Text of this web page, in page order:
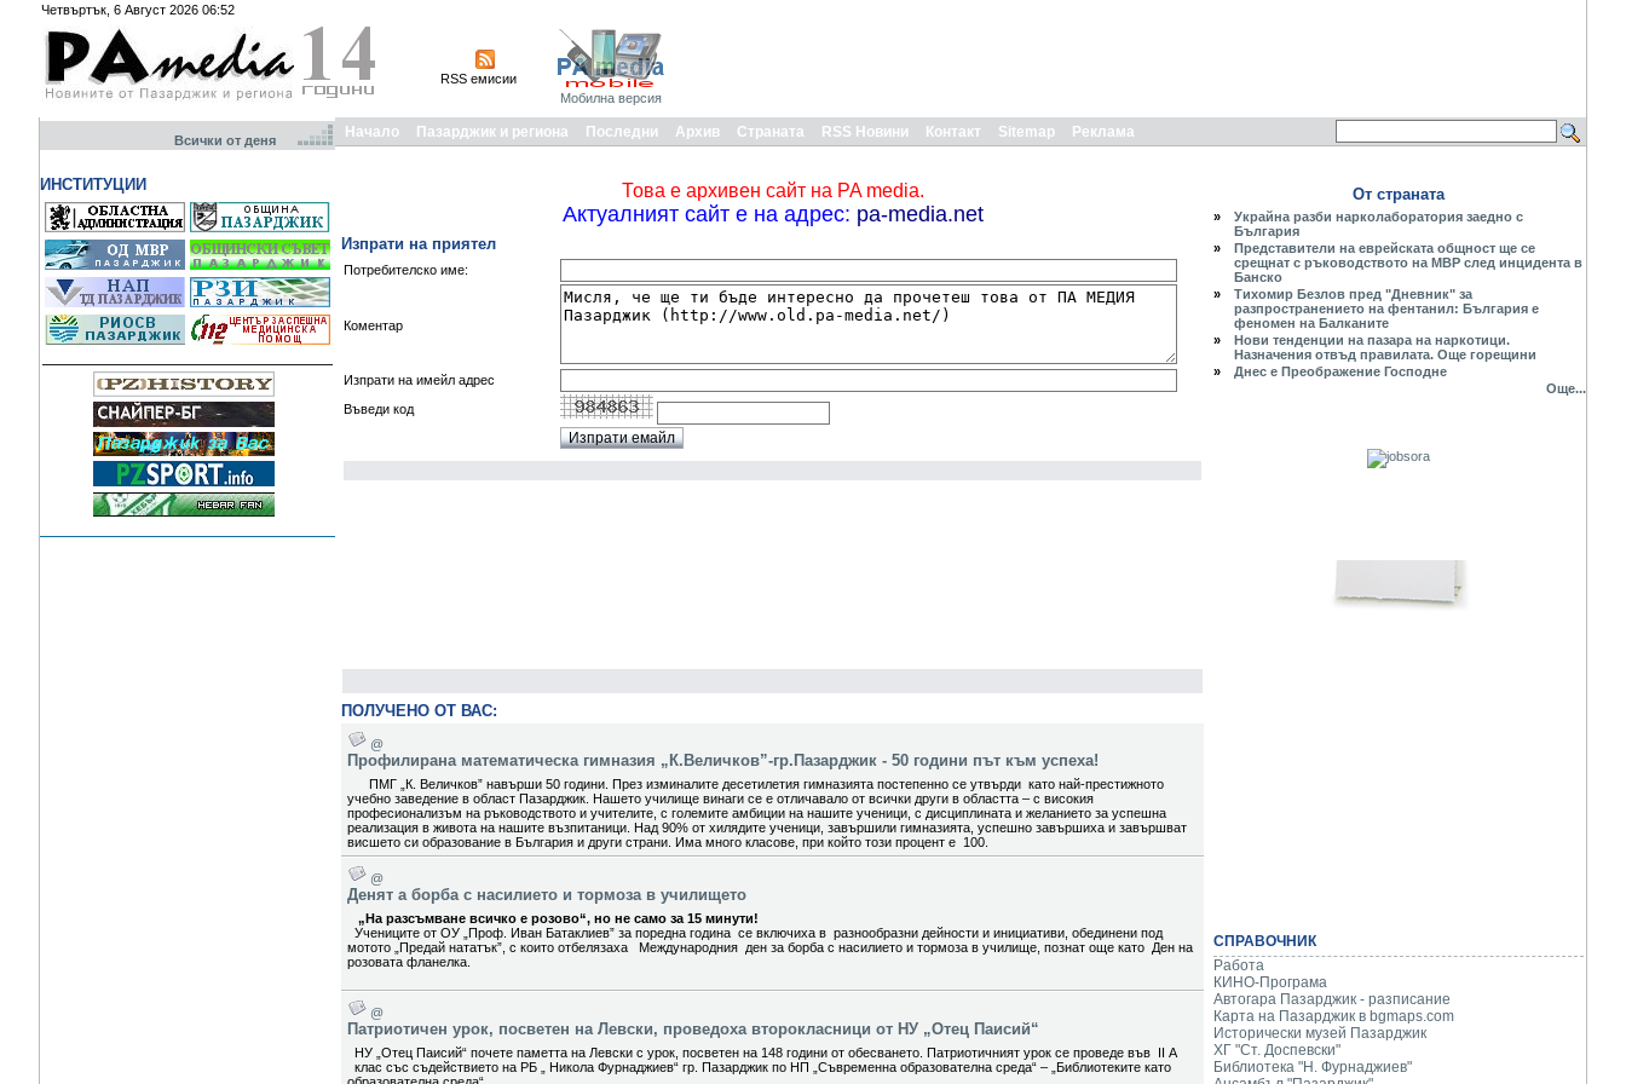
Четвъртък, 6 Август 2026 06:52
RSS емисии
Мобилна версия
Всички от деня
ИНСТИТУЦИИ
Начало Пазарджик и региона Последни Архив Страната RSS Новини Контакт Sitemap Реклама
Това е архивен сайт на PA media.
Актуалният сайт е на адрес: pa-media.net
Изпрати на приятел
Потребителско име:
Коментар
Изпрати на имейл адрес
Въведи код
ПОЛУЧЕНО ОТ ВАС:
@
Профилирана математическа гимназия „К.Величков”-гр.Пазарджик - 50 години път към успеха!
ПМГ „К. Величков” навърши 50 години. През изминалите десетилетия гимназията постепенно се утвърди като най-престижното
учебно заведение в област Пазарджик. Нашето училище винаги се е отличавало от всички други в областта – с високия
професионализъм на ръководството и учителите, с големите амбиции на нашите ученици, с дисциплината и желанието за успешна
реализация в живота на нашите възпитаници. Над 90% от хилядите ученици, завършили гимназията, успешно завършиха и завършват
висшето си образование в България и други страни. Има много класове, при който този процент е 100.
@
Денят а борба с насилието и тормоза в училището
„На разсъмване всичко е розово“, но не само за 15 минути!
Учениците от ОУ „Проф. Иван Батаклиев” за поредна година се включиха в разнообразни дейности и инициативи, обединени под
мотото „Предай нататък”, с които отбелязаха Международния ден за борба с насилието и тормоза в училище, познат още като Ден на
розовата фланелка.
@
Патриотичен урок, посветен на Левски, проведоха второкласници от НУ „Отец Паисий“
НУ „Отец Паисий“ почете паметта на Левски с урок, посветен на 148 години от обесването. Патриотичният урок се проведе във II А
клас със съдействието на РБ „ Никола Фурнаджиев“ гр. Пазарджик по НП „Съвременна образователна среда“ – „Библиотеките като
От страната
»
Украйна разби нарколаборатория заедно с
България
»
Представители на еврейската общност ще се
срещнат с ръководството на МВР след инцидента в
Банско
»
Тихомир Безлов пред "Дневник" за
разпространението на фентанил: България е
феномен на Балканите
»
Нови тенденции на пазара на наркотици.
Назначения отвъд правилата. Още горещини
»
Днес е Преображение Господне
Още...
СПРАВОЧНИК
Работа
КИНО-Програма
Автогара Пазарджик - разписание
Карта на Пазарджик в bgmaps.com
Исторически музей Пазарджик
ХГ "Ст. Доспевски"
Библиотека "Н. Фурнаджиев"